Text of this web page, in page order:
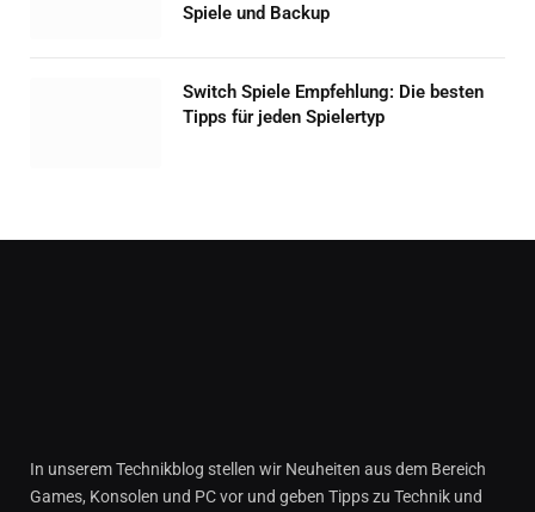
Spiele und Backup
Switch Spiele Empfehlung: Die besten
Tipps für jeden Spielertyp
In unserem Technikblog stellen wir Neuheiten aus dem Bereich
Games, Konsolen und PC vor und geben Tipps zu Technik und